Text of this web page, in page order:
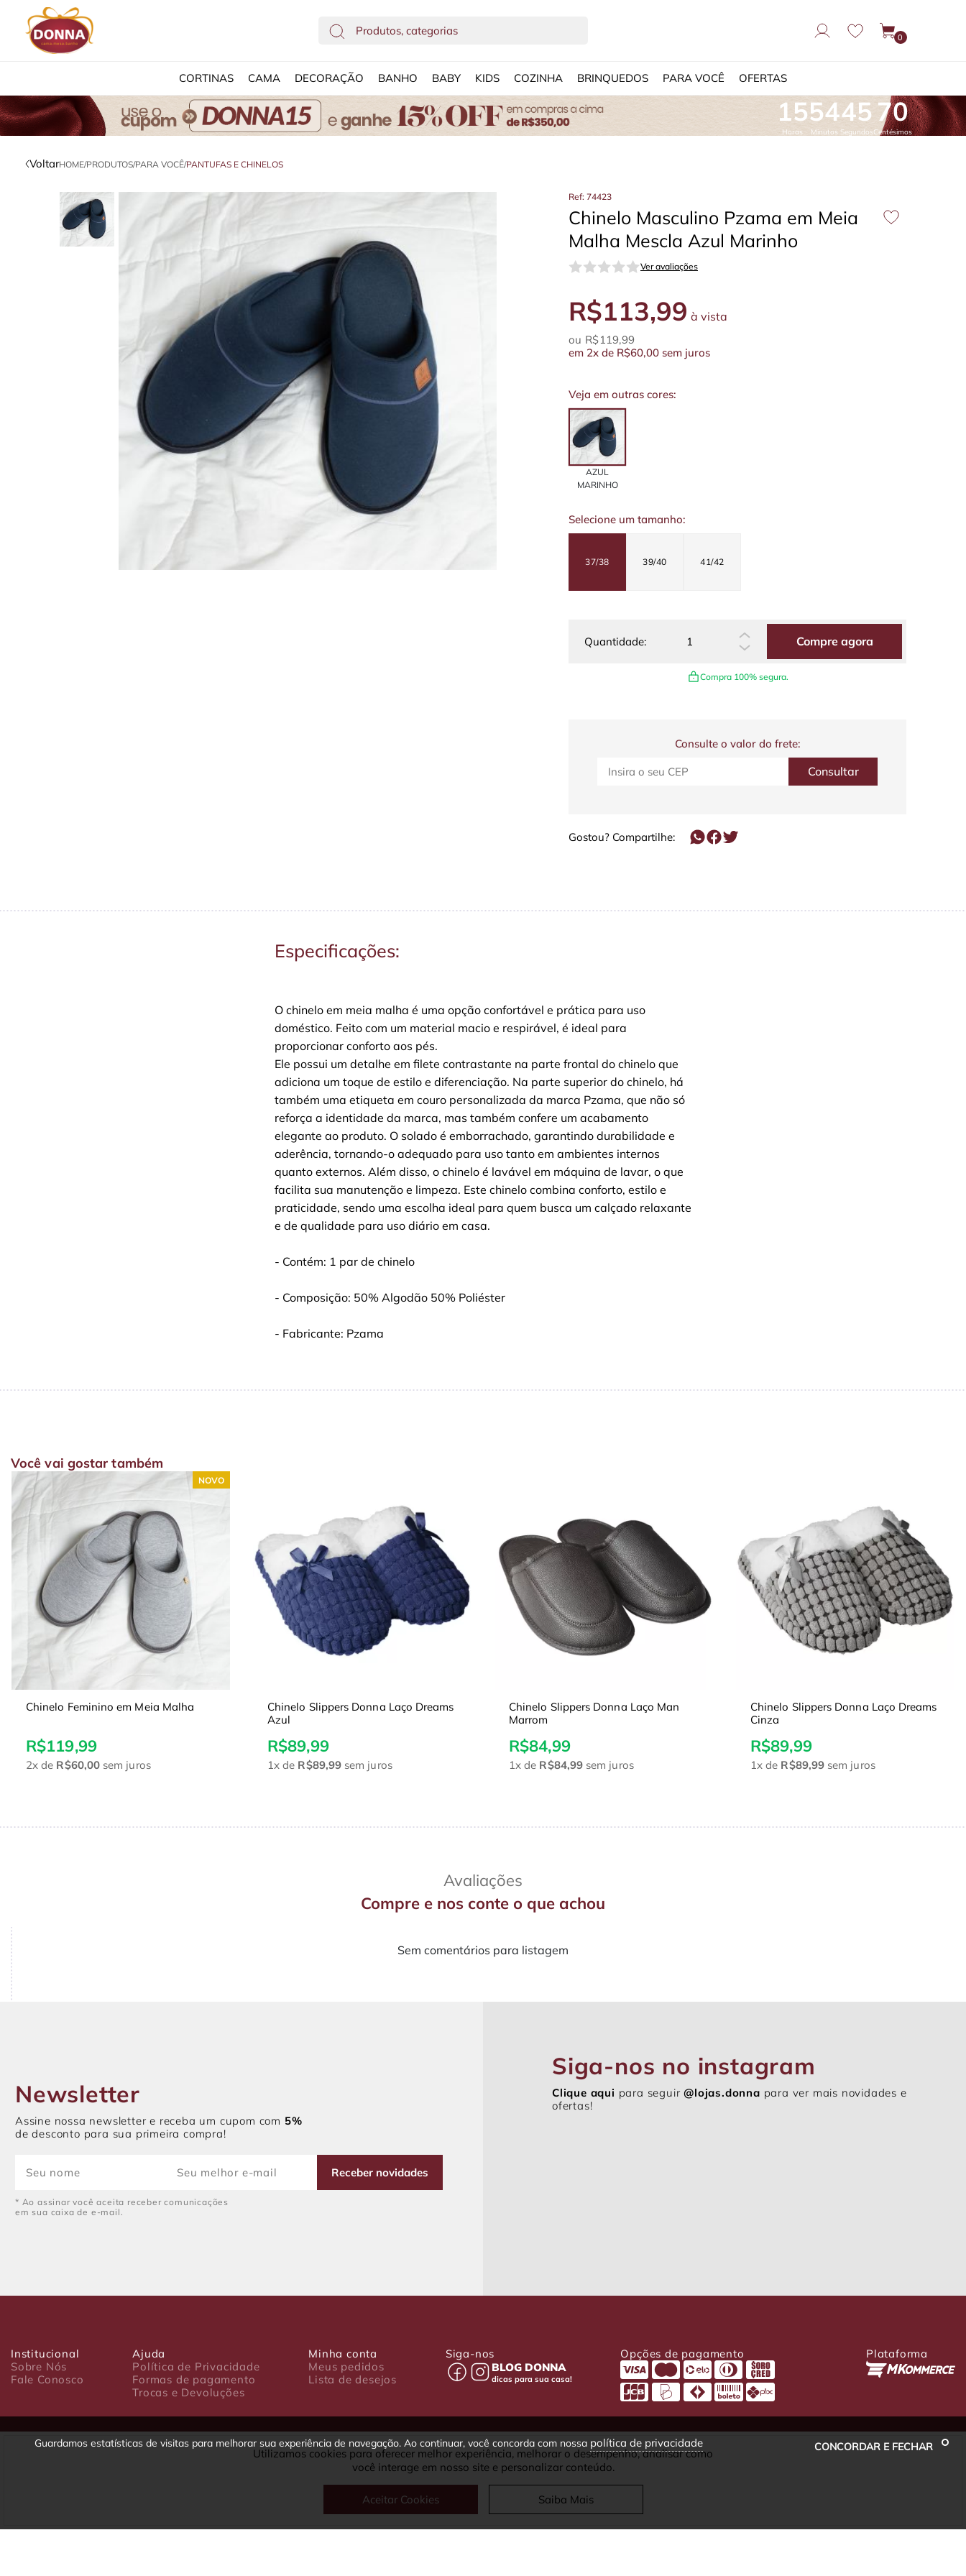
0
CORTINAS CAMA DECORAÇÃO BANHO BABY KIDS COZINHA BRINQUEDOS PARA VOCÊ OFERTAS
15
Horas
54
Minutos
44
Segundos
76
Centésimos
VoltarHOME/PRODUTOS/PARA VOCÊ/PANTUFAS E CHINELOS
Ref: 74423
Chinelo Masculino Pzama em Meia
Malha Mescla Azul Marinho
Ver avaliações
R$113,99 à vista
R$119,99
em 2x de R$60,00 sem juros
Veja em outras cores:
AZUL
MARINHO
Selecione um tamanho:
37/38 39/40 41/42
Quantidade: Compre agora
Compra 100% segura.
Consulte o valor do frete:
Gostou? Compartilhe:
Especificações:
O chinelo em meia malha é uma opção confortável e prática para uso
doméstico. Feito com um material macio e respirável, é ideal para
proporcionar conforto aos pés.
Ele possui um detalhe em filete contrastante na parte frontal do chinelo que
adiciona um toque de estilo e diferenciação. Na parte superior do chinelo, há
também uma etiqueta em couro personalizada da marca Pzama, que não só
reforça a identidade da marca, mas também confere um acabamento
elegante ao produto. O solado é emborrachado, garantindo durabilidade e
aderência, tornando-o adequado para uso tanto em ambientes internos
quanto externos. Além disso, o chinelo é lavável em máquina de lavar, o que
facilita sua manutenção e limpeza. Este chinelo combina conforto, estilo e
praticidade, sendo uma escolha ideal para quem busca um calçado relaxante
e de qualidade para uso diário em casa.
- Contém: 1 par de chinelo
- Composição: 50% Algodão 50% Poliéster
- Fabricante: Pzama
Você vai gostar também
NOVO
Chinelo Feminino em Meia Malha
R$119,99
2x de R$60,00 sem juros
Chinelo Slippers Donna Laço Dreams
Azul
R$89,99
1x de R$89,99 sem juros
Chinelo Slippers Donna Laço Man
Marrom
R$84,99
1x de R$84,99 sem juros
Chinelo Slippers Donna Laço Dreams
Cinza
R$89,99
1x de R$89,99 sem juros
Avaliações
Compre e nos conte o que achou
Sem comentários para listagem
Newsletter
Assine nossa newsletter e receba um cupom com 5%
de desconto para sua primeira compra!
Receber novidades
* Ao assinar você aceita receber comunicações
em sua caixa de e-mail.
Siga-nos no instagram
Clique aqui para seguir@lojas.donna para ver mais novidades e
ofertas!
Institucional
Sobre Nós
Fale Conosco
Ajuda
Política de Privacidade
Formas de pagamento
Trocas e Devoluções
Minha conta
Meus pedidos
Lista de desejos
Siga-nos
BLOG DONNA
dicas para sua casa!
Opções de pagamento Plataforma
Luxo Comércio de Presentes Ltda. Av. João Gualberto, 1758 - CEP 80030-001 - Curitiba - PR
CNPJ: 22.245.892/0001-23 - Inscrição Estadual 90699488-79 - Fone/fax: (41) 4063-5302
Utilizamos cookies para oferecer melhor experiência, melhorar o desempenho, analisar como
você interage em nosso site e personalizar conteúdo.
Aceitar Cookies Saiba Mais
Guardamos estatísticas de visitas para melhorar sua experiência de navegação. Ao continuar, você concorda com nossa política de privacidade CONCORDAR E FECHAR